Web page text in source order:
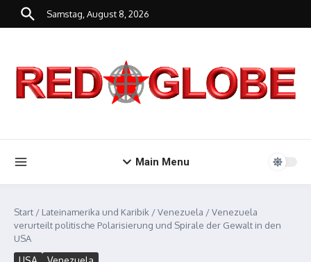
Zum Inhalt springen
Samstag, August 8, 2026
Main Menu
Start / Lateinamerika und Karibik /Venezuela /Venezuela
verurteilt politische Polarisierung und Spirale der Gewalt in den
USA